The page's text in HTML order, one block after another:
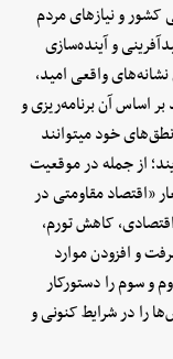
و نیازهای مردم
و آینده‌سازی
واقعی امید،
اساس آن برنامه‌ریزی و
خود میتوانند
از جمله در موقعیت
«اقتصاد مقاومتی در
ملّی» در سال ۱۴۰۵، ثبات اقتصادی، کاهش تورم،
و افزودن موارد
و سوم را دستورکار
را در شرایط کنونی و